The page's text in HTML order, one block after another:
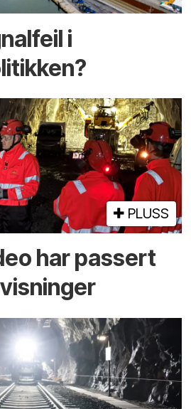
i
PLUSS
har passert